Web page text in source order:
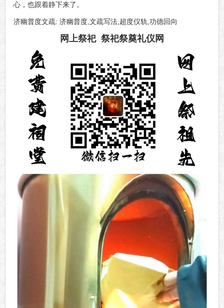
心，也跟着静下来了。
济幽普度文疏: 济幽普度,文疏写法,超度仪轨,功德回向
网上祭祀 祭祀祭奠礼仪网